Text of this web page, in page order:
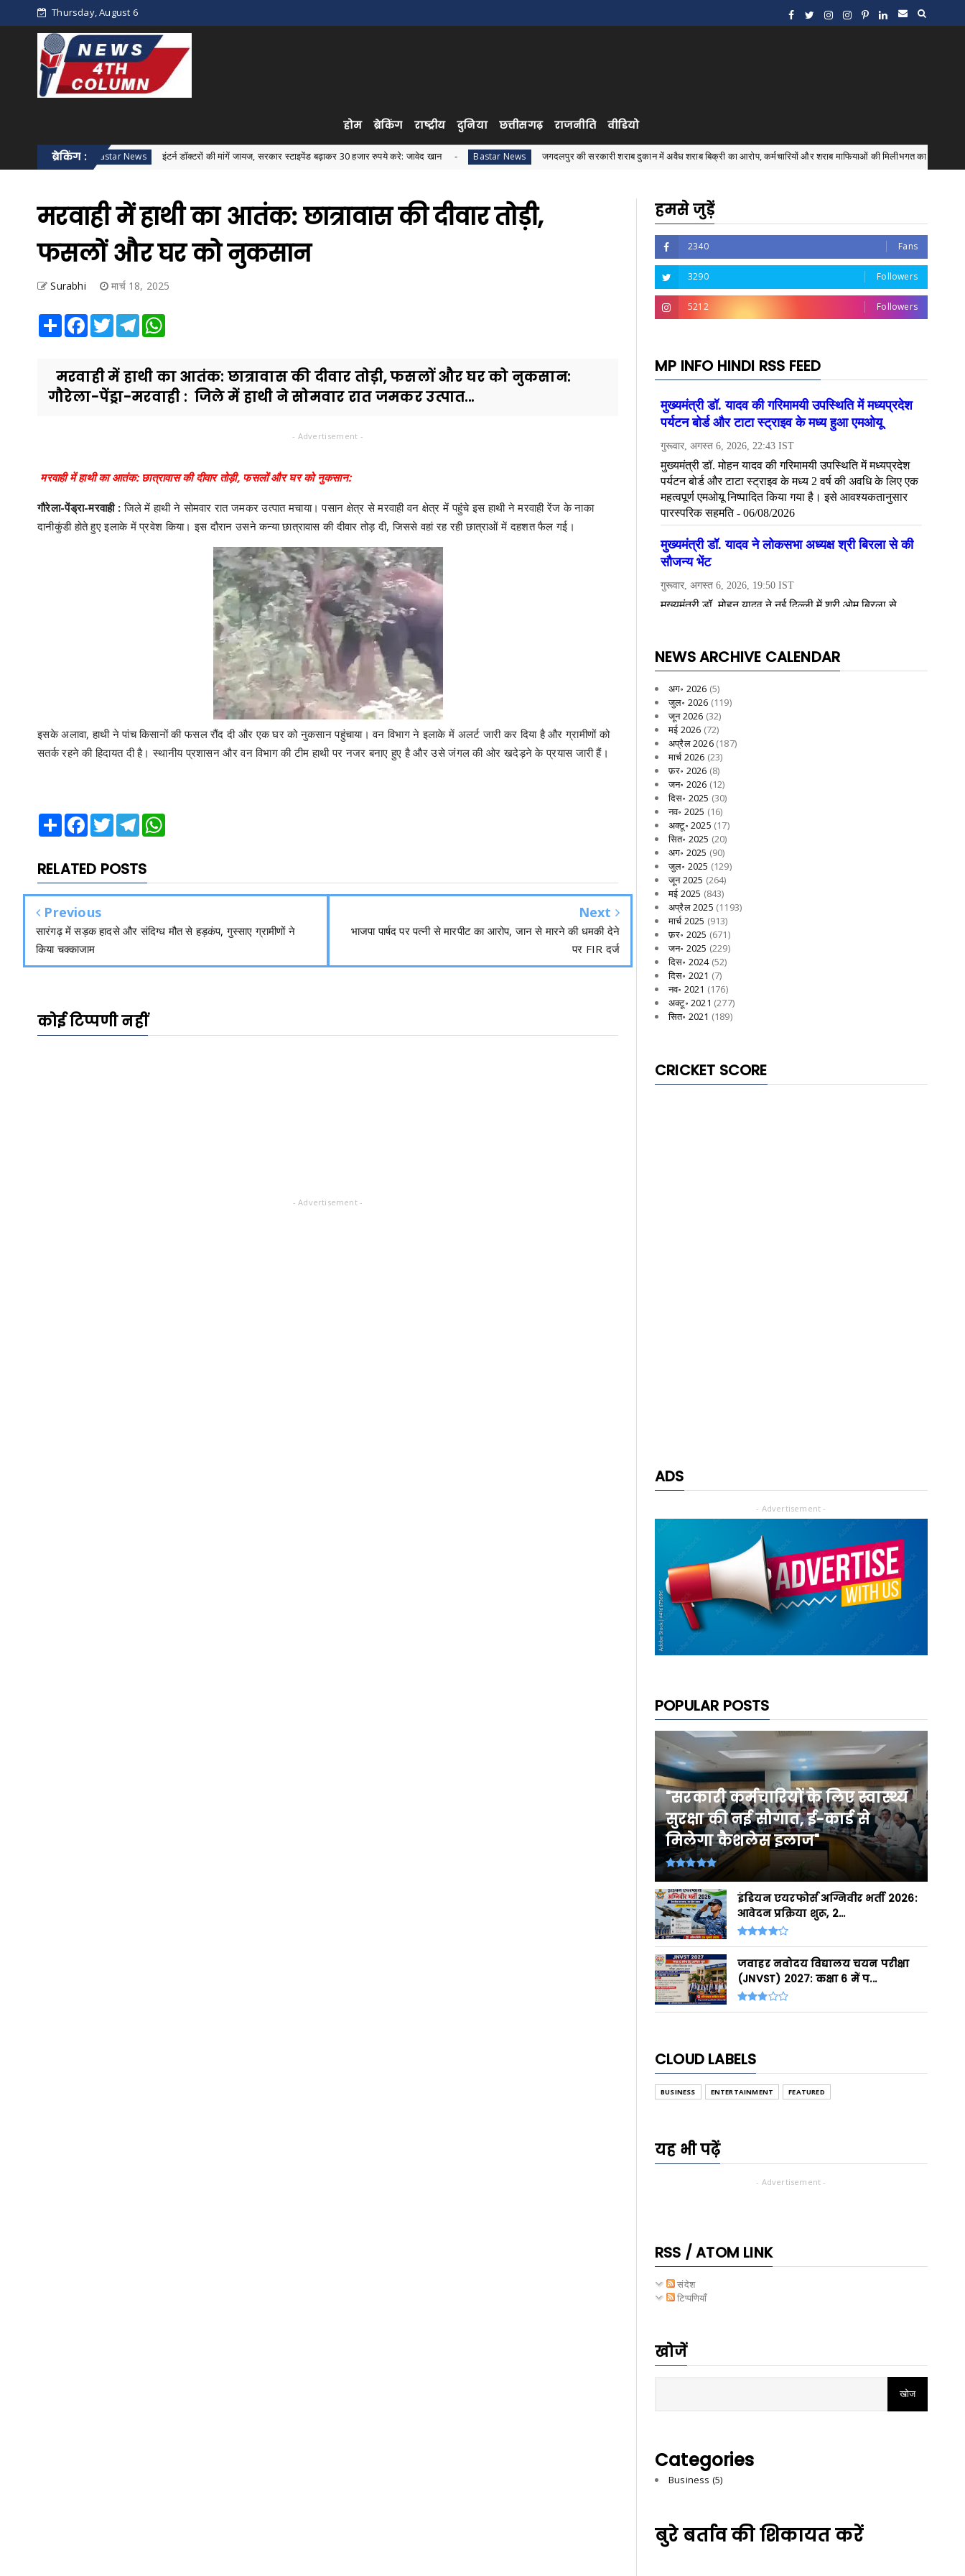
Thursday, August 6
होम ब्रेकिंग राष्ट्रीय दुनिया छत्तीसगढ़ राजनीति वीडियो
ब्रेकिंग :
Bastar News इंटर्न डॉक्टरों की मांगें जायज, सरकार स्टाइपेंड बढ़ाकर 30 हजार रुपये करे: जावेद खान Bastar News जगदलपुर की सरकारी शराब दुकान में अवैध शराब बिक्री का आरोप, कर्मचारियों और शराब माफियाओं की मिलीभगत का दावा Amit Shah
मरवाही में हाथी का आतंक: छात्रावास की दीवार तोड़ी,
फसलों और घर को नुकसान
Surabhi मार्च 18, 2025
Share Facebook
TwitterTelegram
मरवाही में हाथी का आतंक: छात्रावास की दीवार तोड़ी, फसलों और घर को नुकसान:
गौरेला-पेंड्रा-मरवाही : जिले में हाथी ने सोमवार रात जमकर उत्पात...
- Advertisement -
मरवाही में हाथी का आतंक: छात्रावास की दीवार तोड़ी, फसलों और घर को नुकसान:
गौरेला-पेंड्रा-मरवाही :जिले में हाथी ने सोमवार रात जमकर उत्पात मचाया। पसान क्षेत्र से मरवाही वन क्षेत्र में पहुंचे इस हाथी ने मरवाही रेंज के नाका
दानीकुंडी होते हुए इलाके में प्रवेश किया। इस दौरान उसने कन्या छात्रावास की दीवार तोड़ दी, जिससे वहां रह रही छात्राओं में दहशत फैल गई।
इसके अलावा, हाथी ने पांच किसानों की फसल रौंद दी और एक घर को नुकसान पहुंचाया। वन विभाग ने इलाके में अलर्ट जारी कर दिया है और ग्रामीणों को
सतर्क रहने की हिदायत दी है। स्थानीय प्रशासन और वन विभाग की टीम हाथी पर नजर बनाए हुए है और उसे जंगल की ओर खदेड़ने के प्रयास जारी हैं।
Share Facebook
TwitterTelegram
RELATED POSTS
Previous
सारंगढ़ में सड़क हादसे और संदिग्ध मौत से हड़कंप, गुस्साए ग्रामीणों ने
किया चक्काजाम
Next
भाजपा पार्षद पर पत्नी से मारपीट का आरोप, जान से मारने की धमकी देने
पर FIR दर्ज
कोई टिप्पणी नहीं
- Advertisement -
हमसे जुड़ें
2340 Fans
3290 Followers
5212 Followers
MP INFO HINDI RSS FEED
NEWS ARCHIVE CALENDAR
अग॰ 2026 (5)
जुल॰ 2026 (119)
जून 2026 (32)
मई 2026 (72)
अप्रैल 2026(187)
मार्च 2026 (23)
फ़र॰ 2026 (8)
जन॰ 2026 (12)
दिस॰ 2025 (30)
नव॰ 2025 (16)
अक्टू॰ 2025 (17)
सित॰ 2025 (20)
अग॰ 2025 (90)
जुल॰ 2025 (129)
जून 2025 (264)
मई 2025 (843)
अप्रैल 2025 (1193)
मार्च 2025 (913)
फ़र॰ 2025 (671)
जन॰ 2025 (229)
दिस॰ 2024(52)
दिस॰ 2021 (7)
नव॰ 2021 (176)
अक्टू॰ 2021 (277)
सित॰ 2021 (189)
CRICKET SCORE
ADS
- Advertisement -
POPULAR POSTS
"सरकारी कर्मचारियों के लिए स्वास्थ्य
सुरक्षा की नई सौगात, ई-कार्ड से
मिलेगा कैशलेस इलाज"
इंडियन एयरफोर्स अग्निवीर भर्ती 2026:
आवेदन प्रक्रिया शुरू, 2...
जवाहर नवोदय विद्यालय चयन परीक्षा
(JNVST) 2027: कक्षा 6 में प...
CLOUD LABELS
BUSINESS ENTERTAINMENT FEATURED
यह भी पढ़ें
- Advertisement -
RSS / ATOM LINK
संदेश
टिप्पणियाँ
खोजें
Categories
Business (5)
बुरे बर्ताव की शिकायत करें